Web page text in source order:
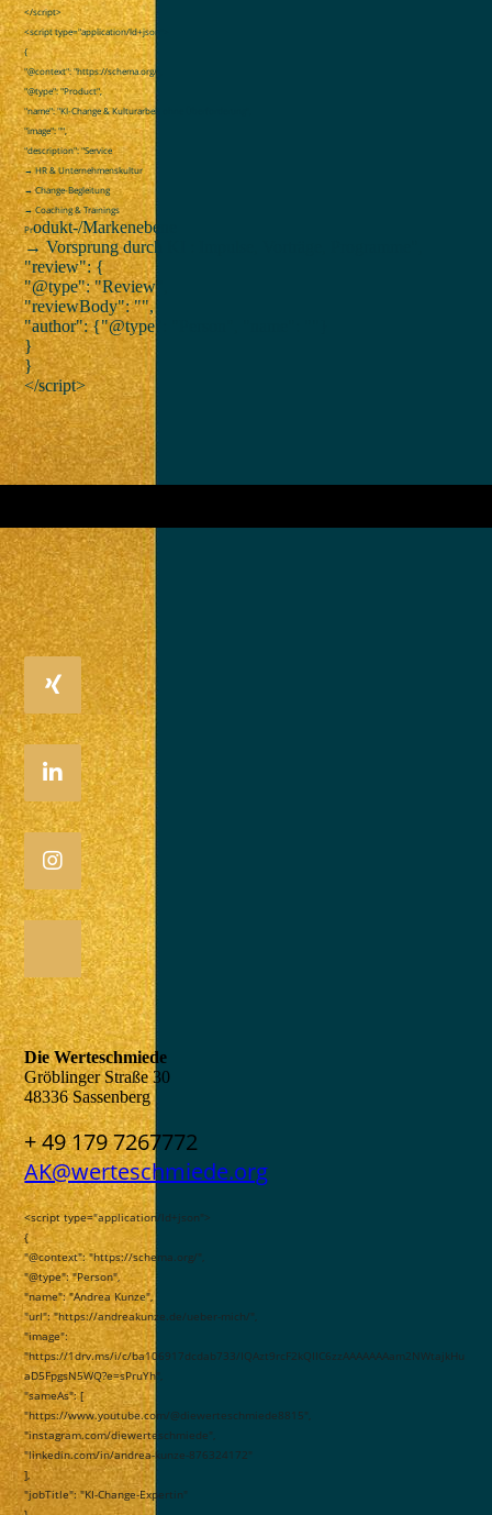
</script>
<script type="application/ld+json">
{
"@context": "https://schema.org/",
"@type": "Product",
"name": "KI-Change & Kulturarbeit ohne Überforderung",
"image": "",
"description": "Service
→ HR & Unternehmenskultur
→ Change-Begleitung
→ Coaching & Trainings
Produkt-/Markenebene
→ Vorsprung durch KI : Impulse, Vorträge, Programme",
"review": {
"@type": "Review",
"reviewBody": "",
"author": {"@type": "Person", "name": ""}
}
}
</script>
Die Werteschmiede
Gröblinger Straße 30
48336 Sassenberg
+ 49 179 7267772
AK@werteschmiede.org
<script type="application/ld+json">
{
"@context": "https://schema.org/",
"@type": "Person",
"name": "Andrea Kunze",
"url": "https://andreakunze.de/ueber-mich/",
"image":
"https://1drv.ms/i/c/ba106917dcdab733/IQAzt9rcF2kQIIC6zzAAAAAAAam2NWtajkHu
aD5FpgsN5WQ?e=sPruYh",
"sameAs": [
"https://www.youtube.com/@diewerteschmiede8815",
"instagram.com/diewerteschmiede",
"linkedin.com/in/andrea-kunze-876324172"
],
"jobTitle": "KI-Change-Expertin"
Klicken Sie doch mal hier.. 😊